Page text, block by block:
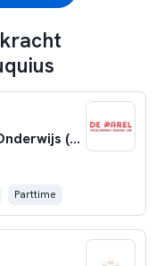
Leerkracht Voortgezet Speciaal Onderwijs (VSO) (0,6- 0,8 fte)
Parttime